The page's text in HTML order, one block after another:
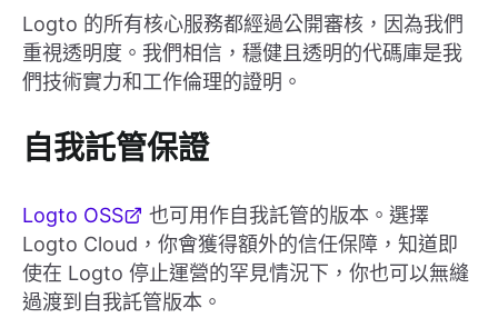
Logto 的所有核心服務都經過公開審核，因為我們
重視透明度。我們相信，穩健且透明的代碼庫是我
們技術實力和工作倫理的證明。
自我託管保證
Logto OSS
也可用作自我託管的版本。選擇
Logto Cloud，你會獲得額外的信任保障，知道即
使在 Logto 停止運營的罕見情況下，你也可以無縫
過渡到自我託管版本。